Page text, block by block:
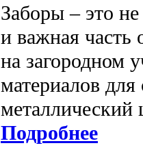
Заборы – это
и важная часть
на загородном
материалов для
металлический
Подробнее